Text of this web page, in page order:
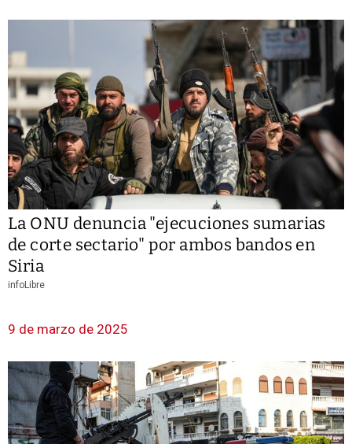
La ONU denuncia "ejecuciones sumarias
de corte sectario" por ambos bandos en
Siria
infoLibre
9 de marzo de 2025